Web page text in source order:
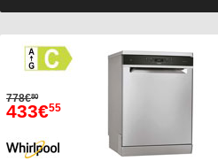
778€80
433€55